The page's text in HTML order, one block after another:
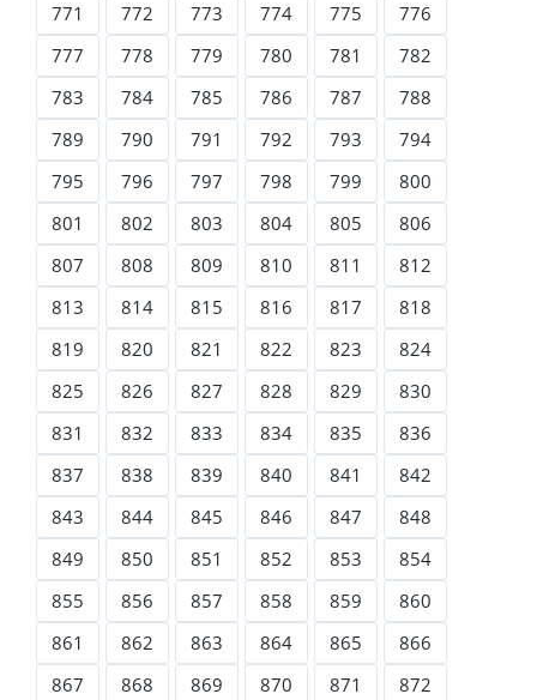
771
772 773 774 775
776
777
778 779 780 781
782
783
784 785 786 787
788
789
790 791 792 793
794
795
796 797 798 799
800
801
802 803 804 805
806
807
808 809 810 811
812
813
814 815 816 817
818
819
820 821 822 823
824
825
826 827 828 829
830
831
832 833 834 835
836
837
838 839 840 841
842
843
844 845 846 847
848
849
850 851 852 853
854
855
856 857 858 859
860
861
862 863 864 865
866
867
868 869 870 871
872